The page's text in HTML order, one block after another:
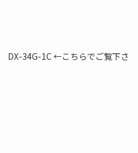
34G-1C ←こちらでご覧下さ